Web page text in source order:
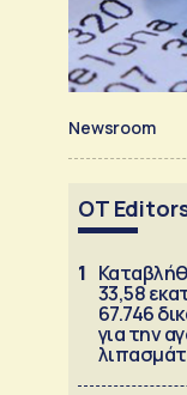
Newsroom
OT
1
33,58
67.746
για την